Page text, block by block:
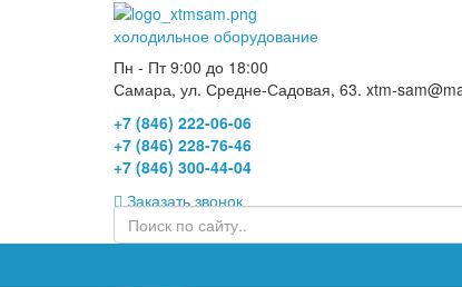
холодильное оборудование
Пн - Пт 9:00 до 18:00
Самара, ул. Средне-Садовая, 63. xtm-
+7 (846) 222-06-06
+7 (846) 228-76-46
+7 (846) 300-44-04
Заказать звонок